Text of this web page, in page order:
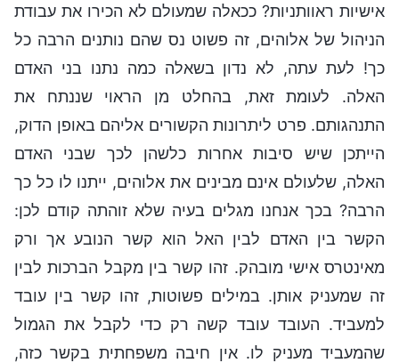
אישיות ראוותניות? ככאלה שמעולם לא הכירו את עבודת
הניהול של אלוהים, זה פשוט נס שהם נותנים הרבה כל
כך! לעת עתה, לא נדון בשאלה כמה נתנו בני האדם
האלה. לעומת זאת, בהחלט מן הראוי שננתח את
התנהגותם. פרט ליתרונות הקשורים אליהם באופן הדוק,
הייתכן שיש סיבות אחרות כלשהן לכך שבני האדם
האלה, שלעולם אינם מבינים את אלוהים, ייתנו לו כל כך
הרבה? בכך אנחנו מגלים בעיה שלא זוהתה קודם לכן:
הקשר בין האדם לבין האל הוא קשר הנובע אך ורק
מאינטרס אישי מובהק. זהו קשר בין מקבל הברכות לבין
זה שמעניק אותן. במילים פשוטות, זהו קשר בין עובד
למעביד. העובד עובד קשה רק כדי לקבל את הגמול
שהמעביד מעניק לו. אין חיבה משפחתית בקשר כזה,